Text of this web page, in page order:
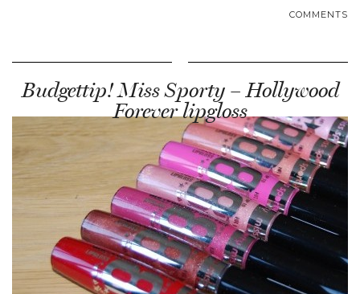
COMMENTS
Budgettip! Miss Sporty – Hollywood
Forever lipgloss